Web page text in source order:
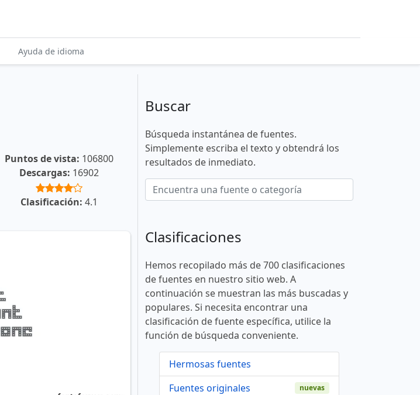
Ayuda de idioma
Puntos de vista: 106800
Descargas: 16902
Clasificación: 4.1
Buscar
Búsqueda instantánea de fuentes.
Simplemente escriba el texto y obtendrá los
resultados de inmediato.
Clasificaciones
Hemos recopilado más de 700 clasificaciones
de fuentes en nuestro sitio web. A
continuación se muestran las más buscadas y
populares. Si necesita encontrar una
clasificación de fuente específica, utilice la
función de búsqueda conveniente.
Hermosas fuentes
Fuentes originales
nuevas